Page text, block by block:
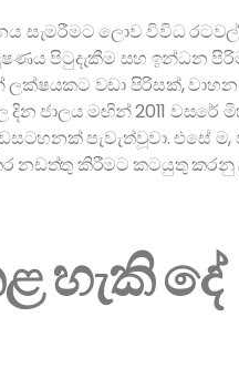
සැමරීමට ලොව විවිධ
පිටුදැකීම සහ ඉන්ධන
ලක්ෂයකට වඩා පිරිසක්,
දින ජාලය මඟින් 2011
පැවැත්වූවා. එසේ
නඩත්තු කිරීමට කටයුතු කරනු
හැකි දේ